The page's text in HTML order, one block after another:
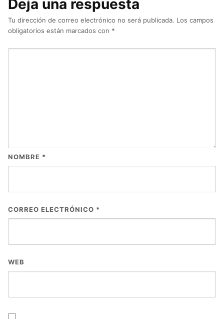
Deja una respuesta
Tu dirección de correo electrónico no será publicada. Los campos
obligatorios están marcados con *
NOMBRE *
CORREO ELECTRÓNICO *
WEB